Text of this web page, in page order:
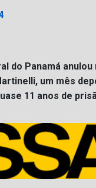
do Panamá
um mês
11 anos de